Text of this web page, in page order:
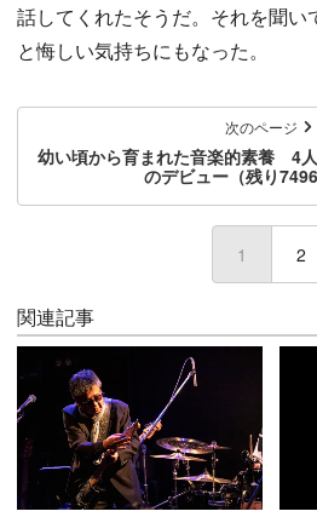
話してくれたそうだ。それを聞い
と悔しい気持ちにもなった。
次のページ
幼い頃から育まれた音楽的素養 4
のデビュー（残り7496
1 (current)
2
関連記事